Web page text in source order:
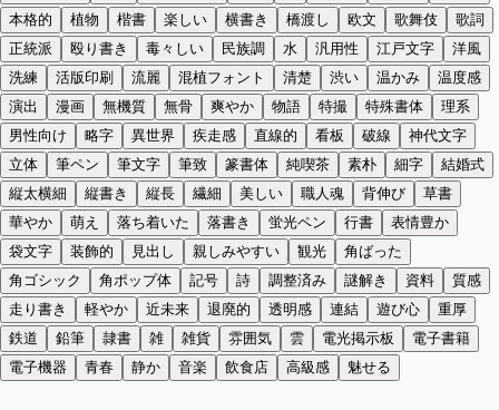
本格的
植物 楷書 楽しい 横書き 橋渡し 欧文 歌舞伎
歌詞
正統派
殴り書き 毒々しい 民族調 水 汎用性 江戸文字
洋風
洗練
活版印刷 流麗 混植フォント 清楚 渋い 温かみ
温度感
演出
漫画 無機質 無骨 爽やか 物語 特撮 特殊書体
理系
男性向け
略字 異世界 疾走感 直線的 看板 破線
神代文字
立体
筆ペン 筆文字 筆致 篆書体 純喫茶 素朴 細字
結婚式
縦太横細
縦書き 縦長 繊細 美しい 職人魂 背伸び
草書
華やか
萌え 落ち着いた 落書き 蛍光ペン 行書
表情豊か
袋文字
装飾的 見出し 親しみやすい 観光
角ばった
角ゴシック
角ポップ体 記号 詩 調整済み 謎解き 資料
質感
走り書き
軽やか 近未来 退廃的 透明感 連結 遊び心
重厚
鉄道
鉛筆 隷書 雑 雑貨 雰囲気 雲 電光掲示板
電子書籍
電子機器
青春 静か 音楽 飲食店 高級感 魅せる